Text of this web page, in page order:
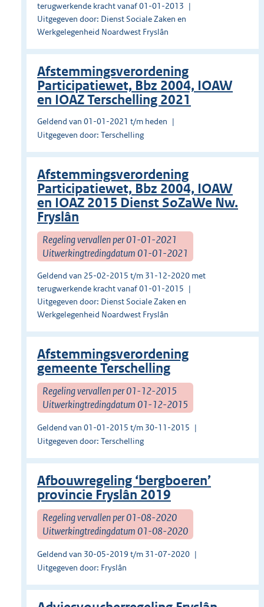
terugwerkende kracht vanaf 01-01-2013
Uitgegeven door: Dienst Sociale Zaken en
Werkgelegenheid Noardwest Fryslân
Afstemmingsverordening
Participatiewet, Bbz 2004, IOAW
en IOAZ Terschelling 2021
Geldend van 01-01-2021 t/m heden
Uitgegeven door: Terschelling
Afstemmingsverordening
Participatiewet, Bbz 2004, IOAW
en IOAZ 2015 Dienst SoZaWe Nw.
Fryslân
Regeling vervallen per 01-01-2021
Uitwerkingtredingdatum 01-01-2021
Geldend van 25-02-2015 t/m 31-12-2020 met
terugwerkende kracht vanaf 01-01-2015
Uitgegeven door: Dienst Sociale Zaken en
Werkgelegenheid Noardwest Fryslân
Afstemmingsverordening
gemeente Terschelling
Regeling vervallen per 01-12-2015
Uitwerkingtredingdatum 01-12-2015
Geldend van 01-01-2015 t/m 30-11-2015
Uitgegeven door: Terschelling
Afbouwregeling ‘bergboeren’
provincie Fryslân 2019
Regeling vervallen per 01-08-2020
Uitwerkingtredingdatum 01-08-2020
Geldend van 30-05-2019 t/m 31-07-2020
Uitgegeven door: Fryslân